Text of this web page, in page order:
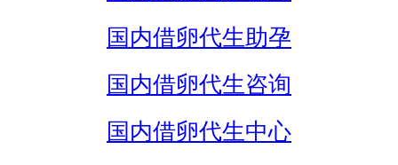
国内借卵代生助孕
国内借卵代生咨询
国内借卵代生中心